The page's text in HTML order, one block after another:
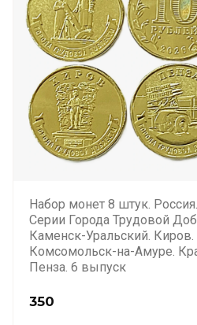
Набор монет 8 штук.
Серии Города Трудовой
Каменск-Уральский.
Комсомольск-на-Амуре.
Пенза. 6 выпуск
350